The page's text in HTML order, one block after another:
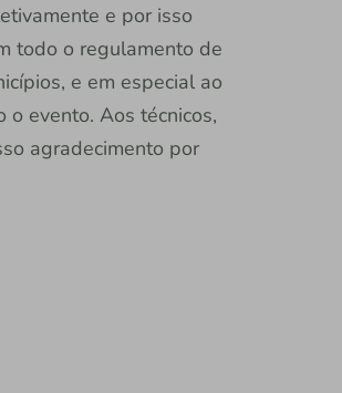
e por isso
todo o regulamento de
e em especial ao
evento. Aos técnicos,
agradecimento por